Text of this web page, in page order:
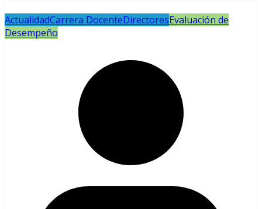
ActualidadCarrera DocenteDirectoresEvaluación de
Desempeño